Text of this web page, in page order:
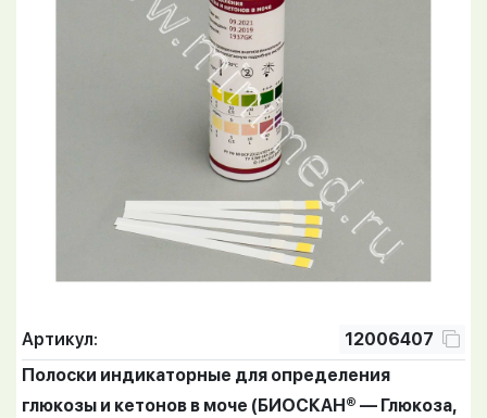
Артикул:
12006407
Полоски индикаторные для определения
глюкозы и кетонов в моче (БИОСКАН® — Глюкоза,